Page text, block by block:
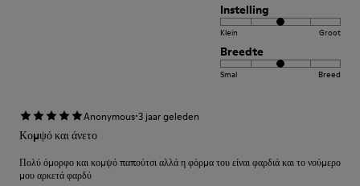
Instelling
Klein Groot
Breedte
Smal Breed
Anonymous·3 jaar geleden
Κομψό και άνετο
Πολύ όμορφο και κομψό παπούτσι αλλά η φόρμα του είναι φαρδιά και το νούμερο
μου αρκετά φαρδύ